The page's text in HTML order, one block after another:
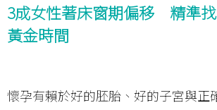
3成女性著床窗期偏移 精準
黃金時間
懷孕有賴於好的胚胎、好的子宮與正